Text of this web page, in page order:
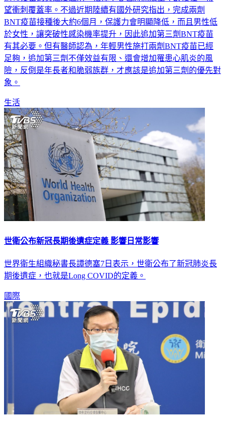
BNT疫苗到貨速度超前，指揮中心也將開放全年齡接種，希
望衝刺覆蓋率。不過近期陸續有國外研究指出，完成兩劑
BNT疫苗接種後大約6個月，保護力會明顯降低，而且男性低
於女性，讓突破性感染機率提升，因此追加第三劑BNT疫苗
有其必要。但有醫師認為，年輕男性施打兩劑BNT疫苗已經
足夠，追加第三劑不僅效益有限、還會增加罹患心肌炎的風
險，反倒是年長者和脆弱族群，才應該是追加第三劑的優先對
生活
世界衛生組織秘書長譚德塞7日表示，世衛公布了新冠肺炎長
國際